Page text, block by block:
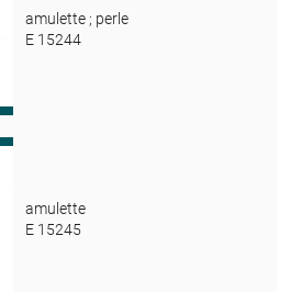
amulette ; perle
E 15244
amulette
E 15245